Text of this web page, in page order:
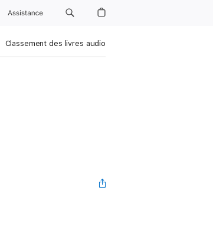
Assistance
Classement des livres audio